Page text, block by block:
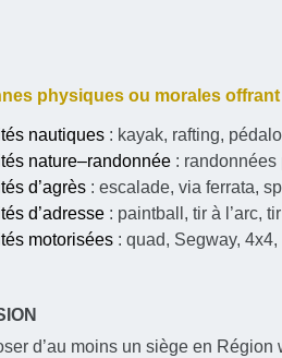
physiques ou morales
nautiques: kayak, rafting,
nature–randonnée: randonnées
d’agrès: escalade, via ferrata,
d’adresse: paintball, tir à l’arc,
motorisées: quad, Segway, 4x4,
d’au moins un siège en Région